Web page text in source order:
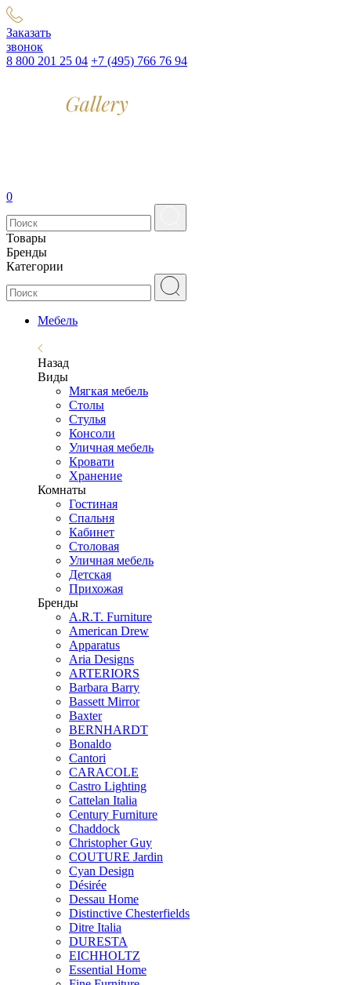
Заказать
звонок
8 800 201 25 04 +7 (495) 766 76 94
0
Товары
Бренды
Категории
Мебель
Назад
Виды
Мягкая мебель
Столы
Стулья
Консоли
Уличная мебель
Кровати
Хранение
Комнаты
Гостиная
Спальня
Кабинет
Столовая
Уличная мебель
Детская
Прихожая
Бренды
A.R.T. Furniture
American Drew
Apparatus
Aria Designs
ARTERIORS
Barbara Barry
Bassett Mirror
Baxter
BERNHARDT
Bonaldo
Cantori
CARACOLE
Castro Lighting
Cattelan Italia
Century Furniture
Chaddock
Christopher Guy
COUTURE Jardin
Cyan Design
Désirée
Dessau Home
Distinctive Chesterfields
Ditre Italia
DURESTA
EICHHOLTZ
Essential Home